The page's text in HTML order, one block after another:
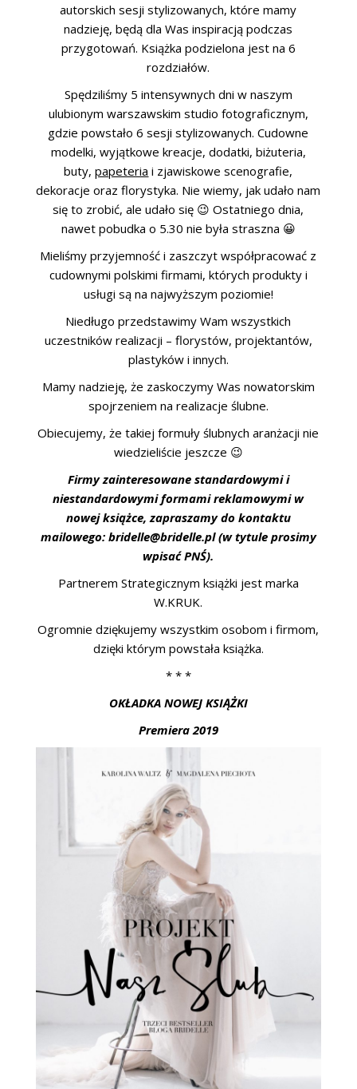
autorskich sesji stylizowanych, które mamy
nadzieję, będą dla Was inspiracją podczas
przygotowań. Książka podzielona jest na 6
rozdziałów.
Spędziliśmy 5 intensywnych dni w naszym
ulubionym warszawskim studio fotograficznym,
gdzie powstało 6 sesji stylizowanych. Cudowne
modelki, wyjątkowe kreacje, dodatki, biżuteria,
buty,papeteria i zjawiskowe scenografie,
dekoracje oraz florystyka. Nie wiemy, jak udało nam
się to zrobić, ale udało się 😉 Ostatniego dnia,
nawet pobudka o 5.30 nie była straszna 😀
Mieliśmy przyjemność i zaszczyt współpracować z
cudownymi polskimi firmami, których produkty i
usługi są na najwyższym poziomie!
Niedługo przedstawimy Wam wszystkich
uczestników realizacji – florystów, projektantów,
plastyków i innych.
Mamy nadzieję, że zaskoczymy Was nowatorskim
spojrzeniem na realizacje ślubne.
Obiecujemy, że takiej formuły ślubnych aranżacji nie
wiedzieliście jeszcze 😉
Firmy zainteresowane standardowymi i
niestandardowymi formami reklamowymi w
nowej książce, zapraszamy do kontaktu
mailowego: bridelle@bridelle.pl (w tytule prosimy
wpisać PNŚ).
Partnerem Strategicznym książki jest marka
W.KRUK.
Ogromnie dziękujemy wszystkim osobom i firmom,
dzięki którym powstała książka.
* * *
OKŁADKA NOWEJ KSIĄŻKI
Premiera 2019